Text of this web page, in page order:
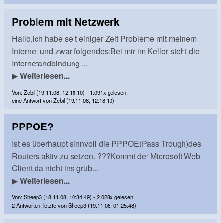
Problem mit Netzwerk
Hallo,ich habe seit einiger Zeit Probleme mit meinem
Internet und zwar folgendes:Bei mir im Keller steht die
Internetandbindung ...
▶Weiterlesen...
Von: Zebil (19.11.08, 12:18:10) - 1.091x gelesen.
eine Antwort von Zebil (19.11.08, 12:18:10)
PPPOE?
Ist es überhaupt sinnvoll die PPPOE(Pass Trough)des
Routers aktiv zu setzen. ???Kommt der Microsoft Web
Client,da nicht ins grüb...
▶Weiterlesen...
Von: Sheep3 (18.11.08, 10:34:49) - 2.028x gelesen.
2 Antworten, letzte von Sheep3 (19.11.08, 01:25:48)